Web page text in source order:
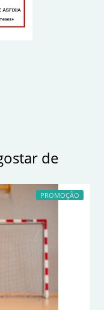
de
PROMOÇÃO